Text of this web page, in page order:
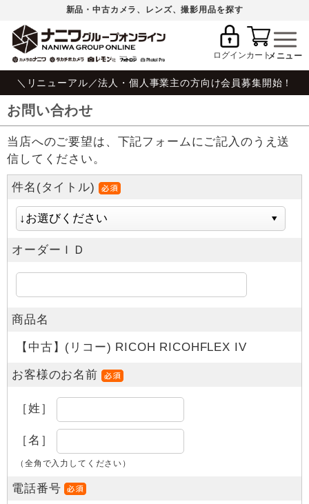
新品・中古カメラ、レンズ、撮影用品を探す
ログインカート
＼リニューアル／法人・個人事業主の方向け会員募集開始！
お問い合わせ
当店へのご要望は、下記フォームにご記入のうえ送
信してください。
件名(タイトル)
オーダーＩＤ
商品名
【中古】(リコー) RICOH RICOHFLEX IV
お客様のお名前
［姓］
［名］
（全角で入力してください）
電話番号